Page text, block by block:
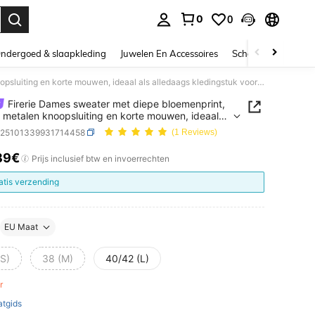
0 0
& slaapkleding Juwelen En Accessoires Schoonheid &
Firerie Dames sweater met diepe bloemenprint, V-hals, metalen knoopsluiting en korte mouwen, ideaal als alledaags kledingstuk voor woon-werkverkeer, nieuwe collectie voor lente, herfst en winter.
Firerie Dames sweater met diepe bloemenprint,
metalen knoopsluiting en korte mouwen, ideaal
kledingstuk voor woon-werkverkeer,
collectie voor lente, herfst en winter.
(1 Reviews)
AND AVAILABILITY
Prijs inclusief btw en invoerrechten
verzending
EU Maat
38 (M) 40/42 (L)